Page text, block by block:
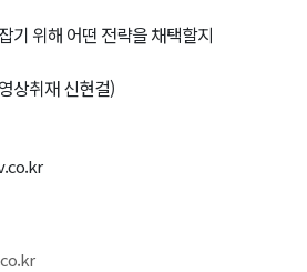
기 위해 어떤 전략을 채택할지
상취재 신현걸)